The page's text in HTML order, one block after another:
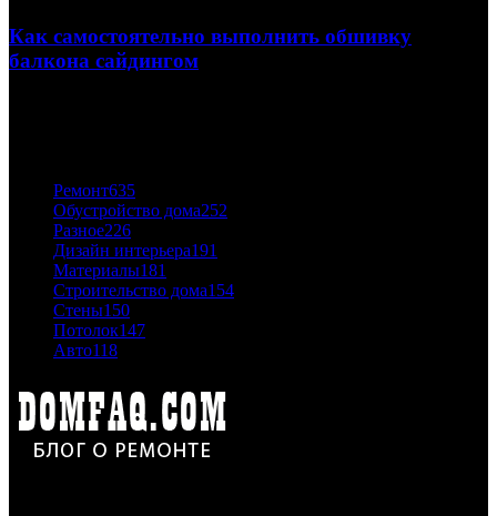
Как самостоятельно выполнить обшивку
балкона сайдингом
Ремонт635
Обустройство дома252
Разное226
Дизайн интерьера191
Материалы181
Строительство дома154
Стены150
Потолок147
Авто118